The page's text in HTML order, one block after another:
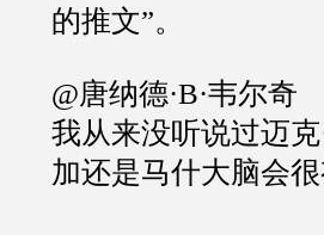
的推文”。
@唐纳德·B·韦尔奇
我从来没听说过迈
加还是马什大脑会很